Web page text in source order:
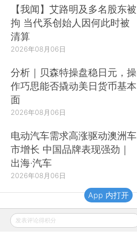
【我闻】艾路明及多名股东被
拘 当代系创始人因何此时被
清算
2026年08月06日
分析｜贝森特操盘稳日元，操
作巧思能否撬动美日货币基本
面
2026年08月06日
电动汽车需求高涨驱动澳洲车
市增长 中国品牌表现强劲｜
出海·汽车
2026年08月06日
财新移动
发表评论得积分
App 内打开